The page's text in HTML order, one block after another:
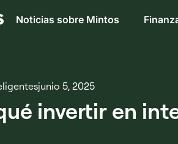
Noticias sobre Mintos
junio 5, 2025
invertir en